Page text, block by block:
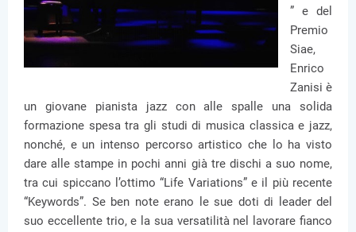
” e del
Premio
Siae,
Enrico
Zanisi è
un giovane pianista jazz con alle spalle una solida
formazione spesa tra gli studi di musica classica e jazz,
nonché, e un intenso percorso artistico che lo ha visto
dare alle stampe in pochi anni già tre dischi a suo nome,
tra cui spiccano l’ottimo “Life Variations” e il più recente
“Keywords”. Se ben note erano le sue doti di leader del
suo eccellente trio, e la sua versatilità nel lavorare fianco